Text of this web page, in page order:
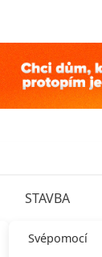
STAVBA
Svépomocí